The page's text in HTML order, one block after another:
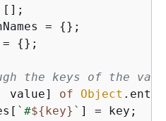
[];
= {};
{};
the keys of the
value] of Object
`#${key} ` ] = key;